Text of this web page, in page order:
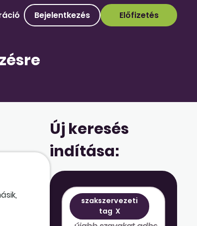
Bejelentkezés Előfizetés
Új keresés
indítása:
szakszervezeti
tag X